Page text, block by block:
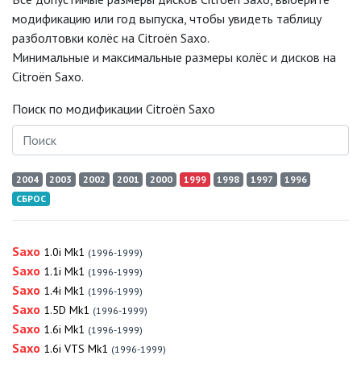
модификацию или год выпуска, чтобы увидеть таблицу
разболтовки колёс на Citroën Saxo.
Минимальные и максимальные размеры колёс и дисков на
Citroën Saxo.
Поиск по модификации Citroën Saxo
2004 2003 2002 2001 2000 1999 1998 1997
1996
СБРОС
Saxo 1.0i Mk1 (1996-1999)
Saxo 1.1i Mk1 (1996-1999)
Saxo 1.4i Mk1 (1996-1999)
Saxo 1.5D Mk1 (1996-1999)
Saxo 1.6i Mk1 (1996-1999)
Saxo 1.6i VTS Mk1 (1996-1999)